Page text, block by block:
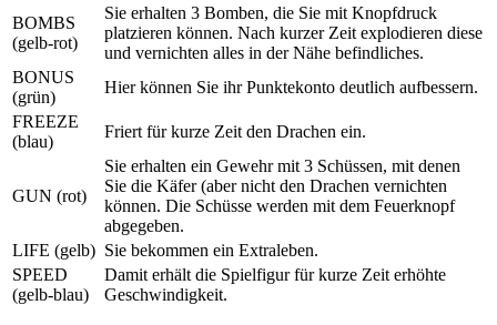
BOMBS
(gelb-rot)
Sie erhalten 3 Bomben, die Sie mit Knopfdruck
platzieren können. Nach kurzer Zeit explodieren diese
und vernichten alles in der Nähe befindliches.
BONUS
(grün)
Hier können Sie ihr Punktekonto deutlich aufbessern.
FREEZE
(blau)
Friert für kurze Zeit den Drachen ein.
GUN (rot)
Sie erhalten ein Gewehr mit 3 Schüssen, mit denen
Sie die Käfer (aber nicht den Drachen vernichten
können. Die Schüsse werden mit dem Feuerknopf
abgegeben.
LIFE (gelb) Sie bekommen ein Extraleben.
SPEED
(gelb-blau)
Damit erhält die Spielfigur für kurze Zeit erhöhte
Geschwindigkeit.